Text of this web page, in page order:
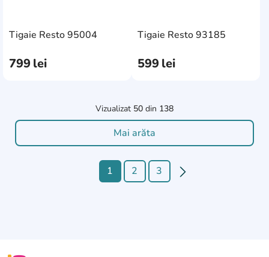
Tigaie Resto 95004
799 lei
AddCardToCart
Tigaie Resto 93185
599 lei
Vizualizat 50 din 138
Mai arăta
1 2 3